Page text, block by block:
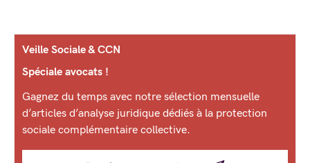
Veille Sociale & CCN
Spéciale avocats !
Gagnez du temps avec notre sélection mensuelle
d’articles d’analyse juridique dédiés à la protection
sociale complémentaire collective.